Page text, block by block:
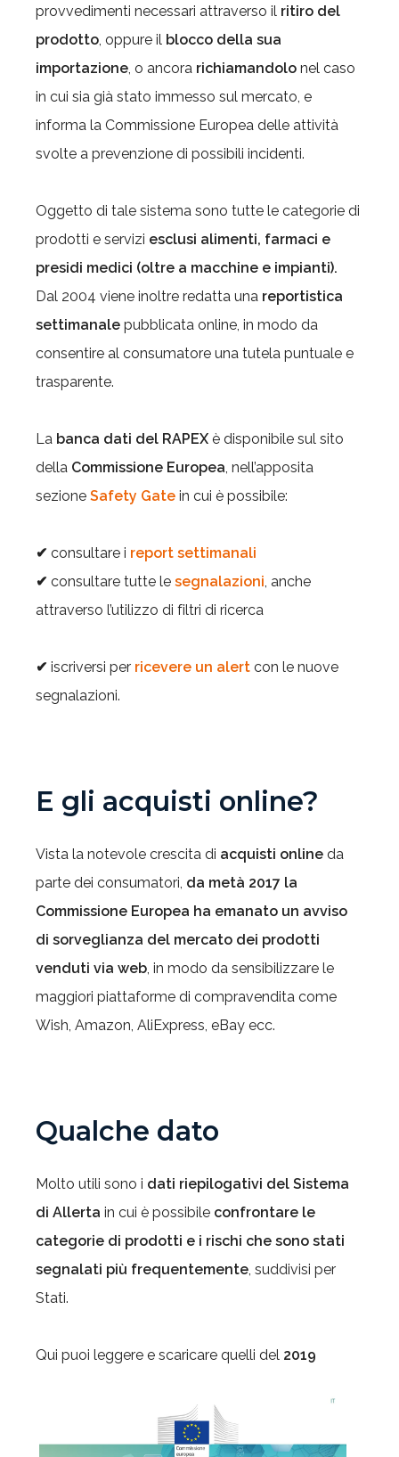
provvedimenti necessari attraverso il ritiro del
prodotto, oppure il blocco della sua
importazione, o ancora richiamandolo nel caso
in cui sia già stato immesso sul mercato, e
informa la Commissione Europea delle attività
svolte a prevenzione di possibili incidenti.
Oggetto di tale sistema sono tutte le categorie di
prodotti e servizi esclusi alimenti, farmaci e
presidi medici (oltre a macchine e impianti).
Dal 2004 viene inoltre redatta una reportistica
settimanale pubblicata online, in modo da
consentire al consumatore una tutela puntuale e
trasparente.
La banca dati del RAPEX è disponibile sul sito
della Commissione Europea, nell’apposita
sezione Safety Gate in cui è possibile:
✔ consultare i report settimanali
✔ consultare tutte le segnalazioni, anche
attraverso l’utilizzo di filtri di ricerca
✔ iscriversi per ricevere un alert con le nuove
segnalazioni.
E gli acquisti online?
Vista la notevole crescita di acquisti online da
parte dei consumatori, da metà 2017 la
Commissione Europea ha emanato un avviso
di sorveglianza del mercato dei prodotti
venduti via web, in modo da sensibilizzare le
maggiori piattaforme di compravendita come
Wish, Amazon, AliExpress, eBay ecc.
Qualche dato
Molto utili sono i dati riepilogativi del Sistema
di Allerta in cui è possibile confrontare le
categorie di prodotti e i rischi che sono stati
segnalati più frequentemente, suddivisi per
Stati.
Qui puoi leggere e scaricare quelli del 2019